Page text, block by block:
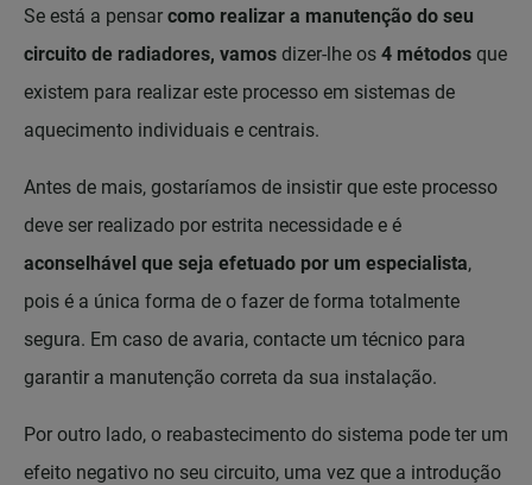
Se está a pensar como realizar a manutenção do seu
circuito de radiadores, vamos dizer-lhe os 4 métodos que
existem para realizar este processo em sistemas de
aquecimento individuais e centrais.
Antes de mais, gostaríamos de insistir que este processo
deve ser realizado por estrita necessidade e é
aconselhável que seja efetuado por um especialista,
pois é a única forma de o fazer de forma totalmente
segura. Em caso de avaria, contacte um técnico para
garantir a manutenção correta da sua instalação.
Por outro lado, o reabastecimento do sistema pode ter um
efeito negativo no seu circuito, uma vez que a introdução